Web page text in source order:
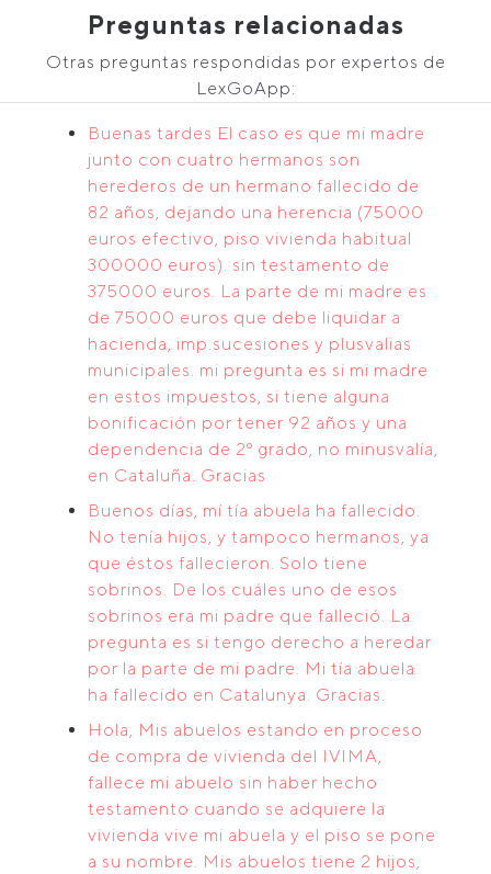
Preguntas relacionadas
Otras preguntas respondidas por expertos de
LexGoApp:
Buenas tardes El caso es que mi madre
junto con cuatro hermanos son
herederos de un hermano fallecido de
82 años, dejando una herencia (75000
euros efectivo, piso vivienda habitual
300000 euros). sin testamento de
375000 euros. La parte de mi madre es
de 75000 euros que debe liquidar a
hacienda, imp.sucesiones y plusvalias
municipales. mi pregunta es si mi madre
en estos impuestos, si tiene alguna
bonificación por tener 92 años y una
dependencia de 2º grado, no minusvalía,
en Cataluña. Gracias
Buenos días, mí tía abuela ha fallecido.
No tenía hijos, y tampoco hermanos, ya
que éstos fallecieron. Solo tiene
sobrinos. De los cuáles uno de esos
sobrinos era mi padre que falleció. La
pregunta es si tengo derecho a heredar
por la parte de mi padre. Mi tía abuela
ha fallecido en Catalunya. Gracias.
Hola, Mis abuelos estando en proceso
de compra de vivienda del IVIMA,
fallece mi abuelo sin haber hecho
testamento cuando se adquiere la
vivienda vive mi abuela y el piso se pone
a su nombre. Mis abuelos tiene 2 hijos,